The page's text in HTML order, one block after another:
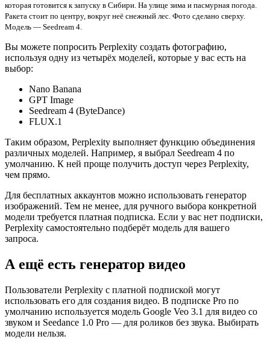
которая готовится к запуску в Сибири. На улице зима и пасмурная погода.
Ракета стоит по центру, вокруг неё снежный лес. Фото сделано сверху.
Модель — Seedream 4.
Вы можете попросить Perplexity создать фотографию,
используя одну из четырёх моделей, которые у вас есть на
выбор:
Nano Banana
GPT Image
Seedream 4 (ByteDance)
FLUX.1
Таким образом, Perplexity выполняет функцию объединения
различных моделей. Например, я выбрал Seedream 4 по
умолчанию. К ней проще получить доступ через Perplexity,
чем прямо.
Для бесплатных аккаунтов можно использовать генератор
изображений. Тем не менее, для ручного выбора конкретной
модели требуется платная подписка. Если у вас нет подписки,
Perplexity самостоятельно подберёт модель для вашего
запроса.
А ещё есть генератор видео
Пользователи Perplexity с платной подпиской могут
использовать его для создания видео. В подписке Pro по
умолчанию используется модель Google Veo 3.1 для видео со
звуком и Seedance 1.0 Pro — для роликов без звука. Выбирать
модели нельзя.